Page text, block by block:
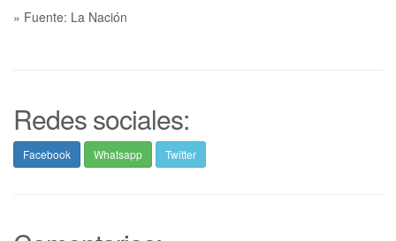
» Fuente: La Nación
Redes sociales:
Facebook Whatsapp Twitter